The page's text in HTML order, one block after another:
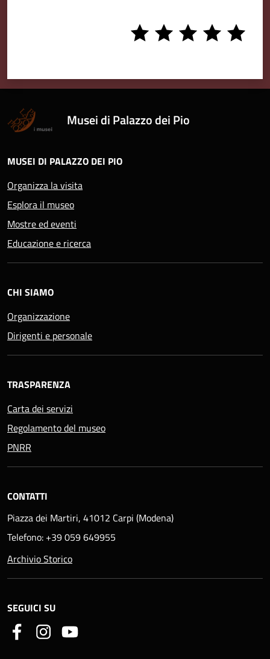
5
stars
4
stars
3
stars
2
stars
1
stars
Musei di Palazzo dei Pio
MUSEI DI PALAZZO DEI PIO
Organizza la visita
Esplora il museo
Mostre ed eventi
Educazione e ricerca
CHI SIAMO
Organizzazione
Dirigenti e personale
TRASPARENZA
Carta dei servizi
Regolamento del museo
PNRR
CONTATTI
Piazza dei Martiri, 41012 Carpi (Modena)
Telefono: +39 059 649955
Archivio Storico
SEGUICI SU